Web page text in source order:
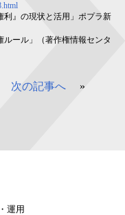
利』の現状と活用」ポプラ新
ール」（著作権情報センタ
次の記事へ »
運用